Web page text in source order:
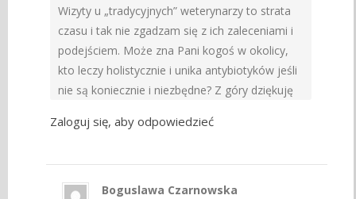
Wizyty u „tradycyjnych” weterynarzy to strata
czasu i tak nie zgadzam się z ich zaleceniami i
podejściem. Może zna Pani kogoś w okolicy,
kto leczy holistycznie i unika antybiotyków jeśli
nie są koniecznie i niezbędne? Z góry dziękuję
Zaloguj się, aby odpowiedzieć
Boguslawa Czarnowska